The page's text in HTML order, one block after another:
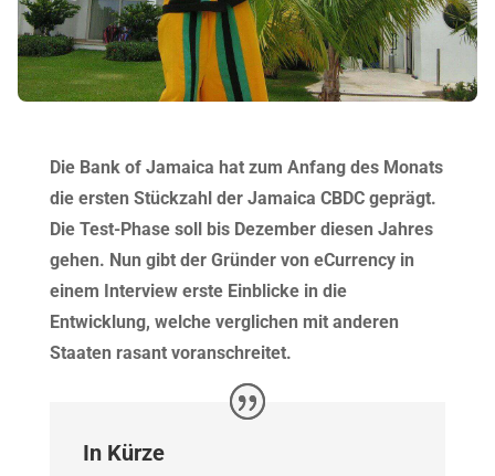
Die Bank of Jamaica hat zum Anfang des Monats
die ersten Stückzahl der Jamaica CBDC geprägt.
Die Test-Phase soll bis Dezember diesen Jahres
gehen. Nun gibt der Gründer von eCurrency in
einem Interview erste Einblicke in die
Entwicklung, welche verglichen mit anderen
Staaten rasant voranschreitet.
In Kürze